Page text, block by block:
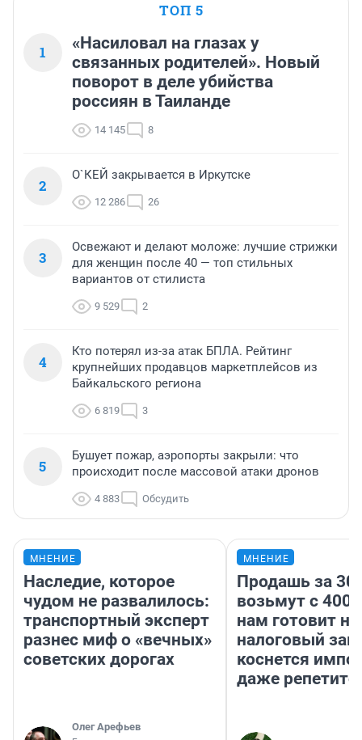
ТОП 5
1
«Насиловал на глазах у
связанных родителей». Новый
поворот в деле убийства
россиян в Таиланде
14 145 8
2
О`КЕЙ закрывается в Иркутске
12 286 26
3
Освежают и делают моложе: лучшие стрижки
для женщин после 40 — топ стильных
вариантов от стилиста
9 529 2
4
Кто потерял из-за атак БПЛА. Рейтинг
крупнейших продавцов маркетплейсов из
Байкальского региона
6 819 3
5
Бушует пожар, аэропорты закрыли: что
происходит после массовой атаки дронов
4 883 Обсудить
МНЕНИЕ
Наследие, которое
чудом не развалилось:
транспортный эксперт
разнес миф о «вечных»
советских дорогах
Олег Арефьев
МНЕНИЕ
Продашь за
возьмут с
нам готовит
налоговый
коснется
даже